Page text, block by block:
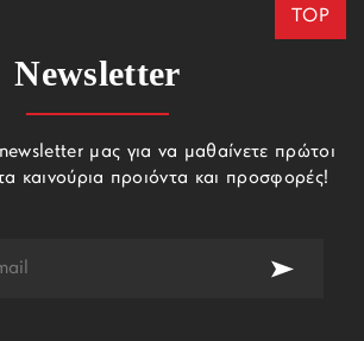
TOP
Newsletter
μας για να μαθαίνετε πρώτοι
καινούρια προιόντα και προσφορές!